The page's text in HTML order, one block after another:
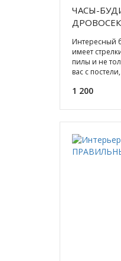
ЧАСЫ-
Интересный
имеет
пилы и не
вас с
1 200